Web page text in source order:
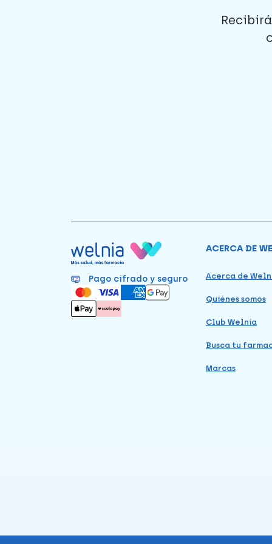
Pago cifrado y seguro
ACERCA DE
Acerca de
Quiénes somos
Club Welnia
Busca tu
Marcas